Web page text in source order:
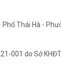
Phố Thái Hà -
001 do Sở